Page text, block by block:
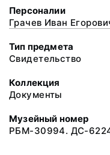
Персоналии
Грачев Иван
Тип предмета
Свидетельство
Коллекция
Документы
Музейный номер
РБМ-30994. ДС-